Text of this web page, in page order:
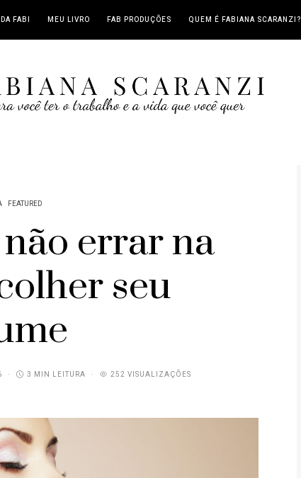
FABI MEU LIVRO FAB PRODUÇÕES QUEM É FABIANA SCARANZI?
FEATURED
errar na
seu
3 MIN LEITURA 252 VISUALIZAÇÕES